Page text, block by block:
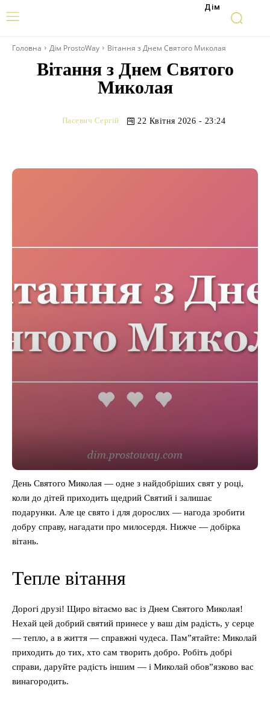
Дім
Головна Дім ProstoWay Вітання з Днем Святого Миколая
Вітання з Днем Святого
Миколая
Пасевич Сергій 22 Квітня 2026 - 23:24
День Святого Миколая — одне з найдобріших свят у році,
коли до дітей приходить щедрий Святий і залишає
подарунки. Але це свято і для дорослих — нагода зробити
добру справу, нагадати про милосердя. Нижче — добірка
вітань.
Тепле вітання
Дорогі друзі! Щиро вітаємо вас із Днем Святого Миколая!
Нехай цей добрий святий принесе у ваш дім радість, у серце
— тепло, а в життя — справжні чудеса. Пам”ятайте: Миколай
приходить до тих, хто сам творить добро. Робіть добрі
справи, даруйте радість іншим — і Миколай обов”язково вас
винагородить.